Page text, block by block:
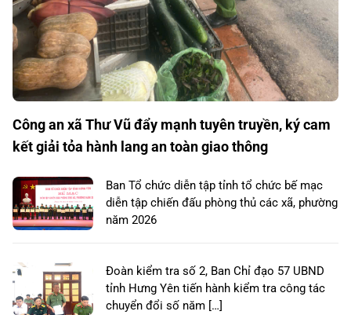
Công an xã Thư Vũ đẩy mạnh tuyên truyền, ký cam
kết giải tỏa hành lang an toàn giao thông
Ban Tổ chức diễn tập tỉnh tổ chức bế mạc
diễn tập chiến đấu phòng thủ các xã, phường
năm 2026
Đoàn kiểm tra số 2, Ban Chỉ đạo 57 UBND
tỉnh Hưng Yên tiến hành kiểm tra công tác
chuyển đổi số năm […]